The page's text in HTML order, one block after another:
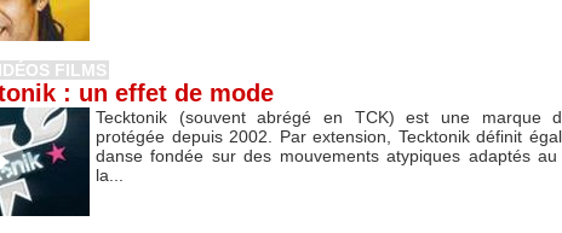
FILMS
: un effet de mode
Tecktonik (souvent abrégé en TCK) est une marque
protégée depuis 2002. Par extension, Tecktonik définit
danse fondée sur des mouvements atypiques adaptés
la...